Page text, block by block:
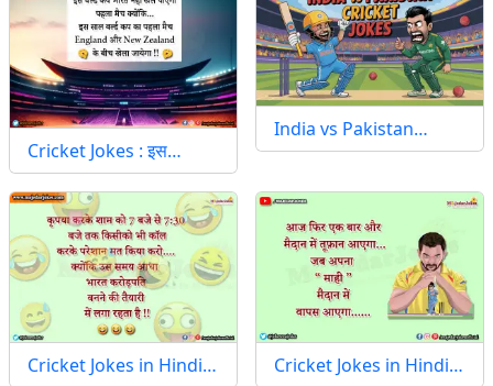
Cricket Jokes : इस…
India vs Pakistan…
Cricket Jokes in Hindi… Cricket Jokes in Hindi…